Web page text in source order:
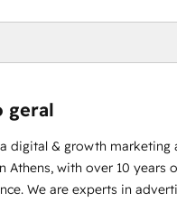
geral
digital & growth marketing
Athens, with over 10 years
We are experts in